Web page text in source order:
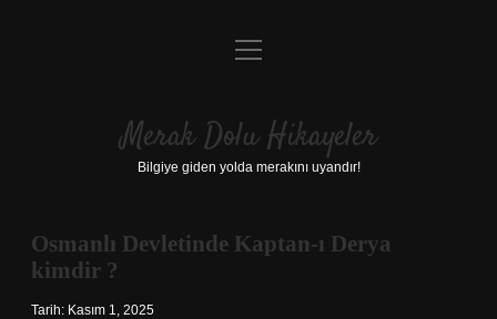
Anasayfa
Yasal Uyarı
menüyü
Merak Dolu Hikayeler
Bilgiye giden yolda merakını uyandır!
Osmanlı Devletinde Kaptan-ı Derya
kimdir ?
Tarih: Kasım 1, 2025